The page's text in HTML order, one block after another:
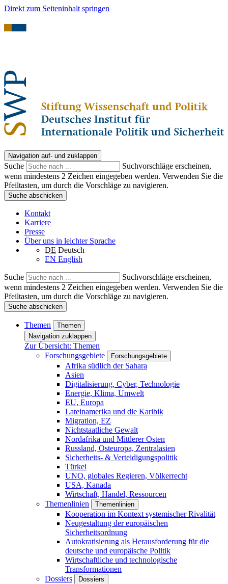
Direkt zum Seiteninhalt springen
Navigation auf- und zuklappen
Suche
Suchvorschläge erscheinen,
wenn mindestens 2 Zeichen eingegeben werden. Verwenden Sie die
Pfeiltasten, um durch die Vorschläge zu navigieren.
Suche abschicken
Kontakt
Karriere
Presse
Über uns in leichter Sprache
DE Deutsch
EN English
Suche
Suchvorschläge erscheinen,
wenn mindestens 2 Zeichen eingegeben werden. Verwenden Sie die
Pfeiltasten, um durch die Vorschläge zu navigieren.
Suche abschicken
Themen
Themen
Navigation zuklappen
Zur Übersicht: Themen
Forschungsgebiete
Forschungsgebiete
Afrika südlich der Sahara
Asien
Digitalisierung, Cyber, Technologie
Energie, Klima, Umwelt
EU, Europa
Lateinamerika und die Karibik
Migration, EZ
Nichtstaatliche Gewalt
Nordafrika und Mittlerer Osten
Russland, Osteuropa, Zentralasien
Sicherheits- & Verteidigungspolitik
Türkei
UNO, globales Regieren, Völkerrecht
USA, Kanada
Wirtschaft, Handel, Ressourcen
Themenlinien
Themenlinien
Kooperation im Kontext systemischer Rivalität
Neugestaltung der europäischen
Sicherheitsordnung
Autokratisierung als Herausforderung für die
deutsche und europäische Politik
Wirtschaftliche und technologische
Transformationen
Dossiers
Dossiers